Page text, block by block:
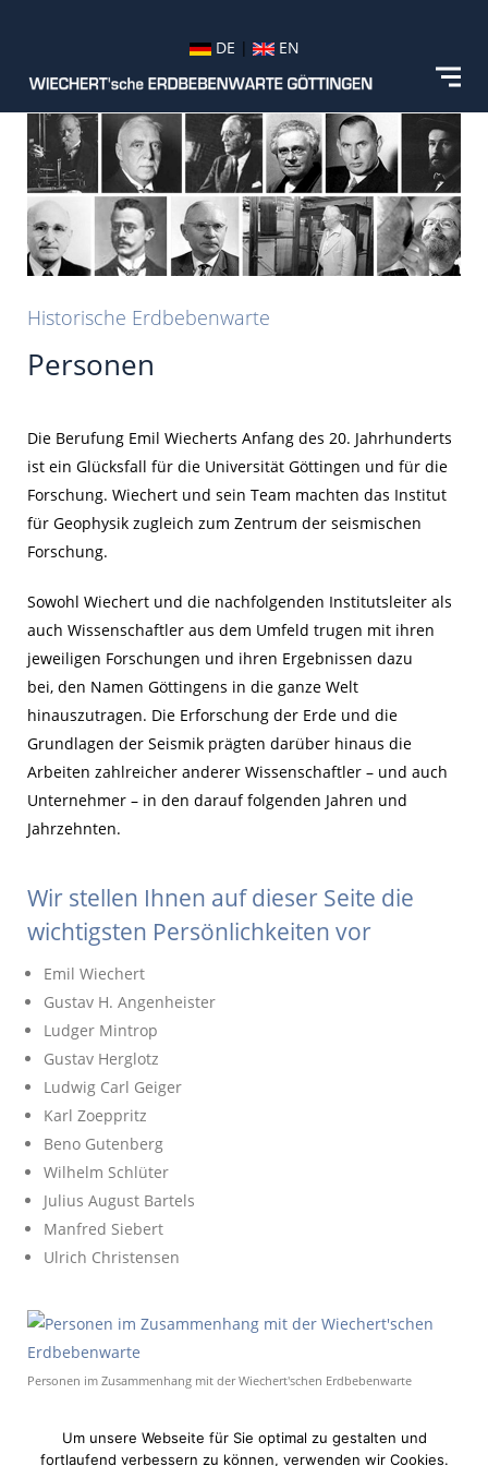
DE | EN
Historische Erdbebenwarte
Personen
Die Berufung Emil Wiecherts Anfang des 20. Jahrhunderts
ist ein Glücksfall für die Universität Göttingen und für die
Forschung. Wiechert und sein Team machten das Institut
für Geophysik zugleich zum Zentrum der seismischen
Forschung.
Sowohl Wiechert und die nachfolgenden Institutsleiter als
auch Wissenschaftler aus dem Umfeld trugen mit ihren
jeweiligen Forschungen und ihren Ergebnissen dazu
bei, den Namen Göttingens in die ganze Welt
hinauszutragen. Die Erforschung der Erde und die
Grundlagen der Seismik prägten darüber hinaus die
Arbeiten zahlreicher anderer Wissenschaftler – und auch
Unternehmer – in den darauf folgenden Jahren und
Jahrzehnten.
Wir stellen Ihnen auf dieser Seite die
wichtigsten Persönlichkeiten vor
Emil Wiechert
Gustav H. Angenheister
Ludger Mintrop
Gustav Herglotz
Ludwig Carl Geiger
Karl Zoeppritz
Beno Gutenberg
Wilhelm Schlüter
Julius August Bartels
Manfred Siebert
Ulrich Christensen
Personen im Zusammenhang mit der Wiechert'schen Erdbebenwarte
Um unsere Webseite für Sie optimal zu gestalten und
fortlaufend verbessern zu können, verwenden wir Cookies.